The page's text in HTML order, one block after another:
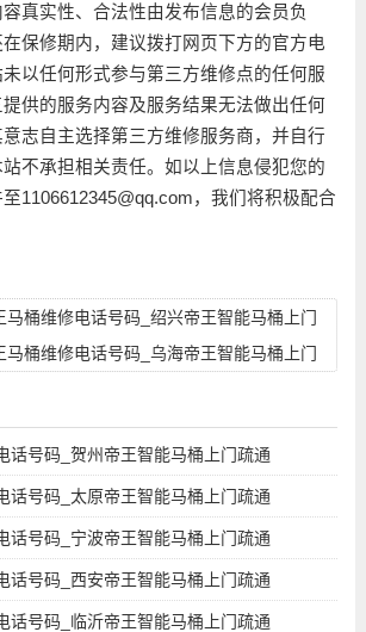
真实性、合法性由发布信息的会员负
保修期内，建议拨打网页下方的官方电
以任何形式参与第三方维修点的任何服
供的服务内容及服务结果无法做出任何
志自主选择第三方维修服务商，并自行
不承担相关责任。如以上信息侵犯您的
1106612345@qq.com，我们将积极配合
马桶维修电话号码_绍兴帝王智能马桶上门
查询
马桶维修电话号码_乌海帝王智能马桶上门
话号码_贺州帝王智能马桶上门疏通
话号码_太原帝王智能马桶上门疏通
话号码_宁波帝王智能马桶上门疏通
话号码_西安帝王智能马桶上门疏通
话号码_临沂帝王智能马桶上门疏通